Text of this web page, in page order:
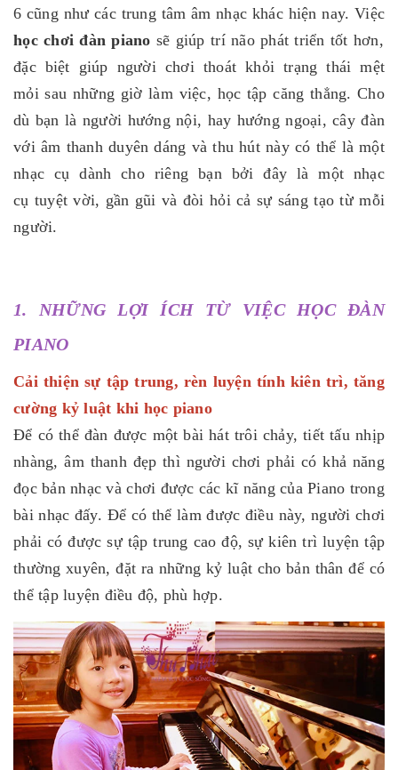
6 cũng như các trung tâm âm nhạc khác hiện nay. Việc
học chơi đàn piano sẽ giúp trí não phát triển tốt hơn,
đặc biệt giúp người chơi thoát khỏi trạng thái mệt
mỏi sau những giờ làm việc, học tập căng thẳng. Cho
dù bạn là người hướng nội, hay hướng ngoại, cây đàn
với âm thanh duyên dáng và thu hút này có thể là một
nhạc cụ dành cho riêng bạn bởi đây là một nhạc
cụ tuyệt vời, gần gũi và đòi hỏi cả sự sáng tạo từ mỗi
người.
1. NHỮNG LỢI ÍCH TỪ VIỆC HỌC ĐÀN
PIANO
Cải thiện sự tập trung, rèn luyện tính kiên trì, tăng
cường kỷ luật khi học piano
Để có thể đàn được một bài hát trôi chảy, tiết tấu nhịp
nhàng, âm thanh đẹp thì người chơi phải có khả năng
đọc bản nhạc và chơi được các kĩ năng của Piano trong
bài nhạc đấy. Để có thể làm được điều này, người chơi
phải có được sự tập trung cao độ, sự kiên trì luyện tập
thường xuyên, đặt ra những kỷ luật cho bản thân để có
thể tập luyện điều độ, phù hợp.